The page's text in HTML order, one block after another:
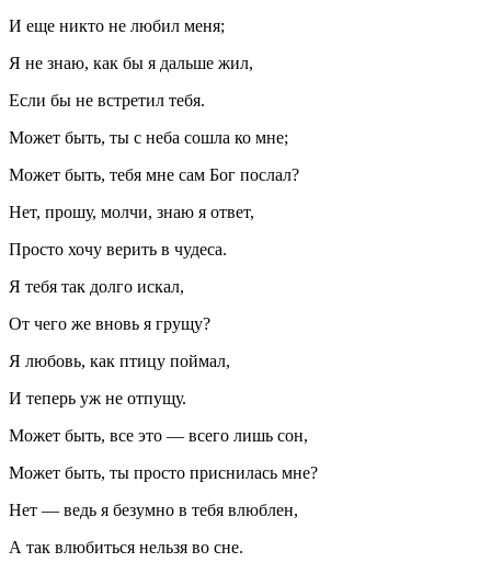
И еще никто не любил меня;
Я не знаю, как бы я дальше жил,
Если бы не встретил тебя.
Может быть, ты с неба сошла ко мне;
Может быть, тебя мне сам Бог послал?
Нет, прошу, молчи, знаю я ответ,
Просто хочу верить в чудеса.
Я тебя так долго искал,
От чего же вновь я грущу?
Я любовь, как птицу поймал,
И теперь уж не отпущу.
Может быть, все это — всего лишь сон,
Может быть, ты просто приснилась мне?
Нет — ведь я безумно в тебя влюблен,
А так влюбиться нельзя во сне.